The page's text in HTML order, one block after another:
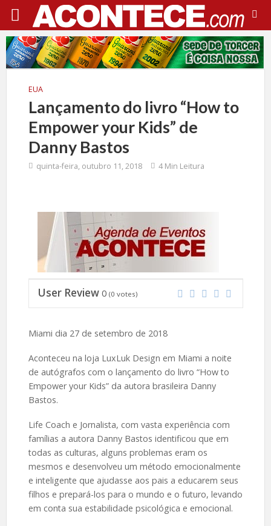
EUA
Lançamento do livro “How to
Empower your Kids” de
Danny Bastos
quinta-feira, outubro 11, 2018 4 Min Leitura
User Review 0 (0 votes)
Miami dia 27 de setembro de 2018
Aconteceu na loja LuxLuk Design em Miami a noite
de autógrafos com o lançamento do livro “How to
Empower your Kids” da autora brasileira Danny
Bastos.
Life Coach e Jornalista, com vasta experiência com
famílias a autora Danny Bastos identificou que em
todas as culturas, alguns problemas eram os
mesmos e desenvolveu um método emocionalmente
e inteligente que ajudasse aos pais a educarem seus
filhos e prepará-los para o mundo e o futuro, levando
em conta sua estabilidade psicológica e emocional.